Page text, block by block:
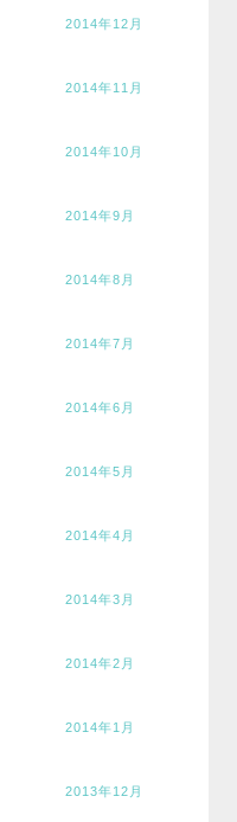
2014年12月
2014年11月
2014年10月
2014年9月
2014年8月
2014年7月
2014年6月
2014年5月
2014年4月
2014年3月
2014年2月
2014年1月
2013年12月